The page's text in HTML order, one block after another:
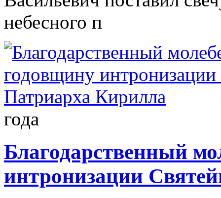
небесного п
года
Благодарственный
интронизации